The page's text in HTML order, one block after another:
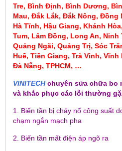
Tre, Bình Định, Bình Dương,
Mau, Đắk Lắk, Đắk Nông, Đồng
Hà Tĩnh, Hậu Giang, Khánh
Tum, Lâm Đồng, Long An, Ninh
Quảng Ngãi, Quảng Trị, Sóc
Huế, Tiền Giang, Trà Vinh,
Đà Nẵng, TPHCM, …
VINITECHchuyên sửa chữa bo
và khắc phục các lỗi thường
1. Biến tần bị cháy nổ công suất
chạm ngắn mạch pha
2. Biến tần mất điện áp ngõ ra